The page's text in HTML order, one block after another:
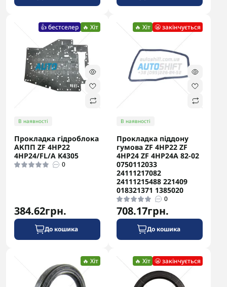
👍 бестселер 🔥 Хіт
В наявності
Прокладка гідроблока
АКПП ZF 4HP22
4HP24/FL/A K4305
0
384.62грн.
До кошика
🔥 Хіт 😬 закінчується
В наявності
Прокладка піддону
гумова ZF 4HP22 ZF
4HP24 ZF 4HP24A 82-02
0750112033
24111217082
24111215488 221409
018321371 1385020
0
708.17грн.
До кошика
🔥 Хіт 🔥 Хіт 😬 закінчується